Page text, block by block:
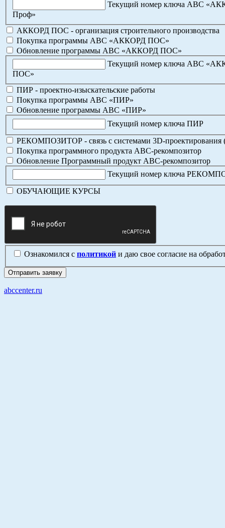
Текущий номер ключа АВС
Проф»
АККОРД ПОС - организация строительного производства
Покупка программы АВС «АККОРД ПОС»
Обновление программы АВС «АККОРД ПОС»
Текущий номер ключа АВС
ПОС»
ПИР - проектно-изыскательские работы
Покупка программы АВС «ПИР»
Обновление программы АВС «ПИР»
Текущий номер ключа ПИР
РЕКОМПОЗИТОР - связь с системами 3D-проектирования
Покупка программного продукта АВС-рекомпозитор
Обновление Программный продукт АВС-рекомпозитор
Текущий номер ключа
ОБУЧАЮЩИЕ КУРСЫ
Ознакомился с политикой и даю свое согласие на
abccenter.ru